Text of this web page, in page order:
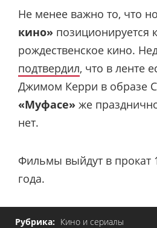
Не менее важно то, что
кино» позиционируется
рождественское кино.
подтвердил, что в ленте
Джимом Керри в образе
«Муфасе» же
нет.
Фильмы выйдут в прокат
года.
Рубрика: Кино и сериалы